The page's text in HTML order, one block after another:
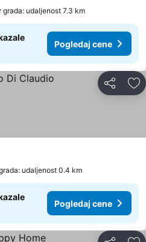
grada: udaljenost 7.3 km
Pogledaj cene
Deli
udaljenost 0.4 km
Pogledaj cene